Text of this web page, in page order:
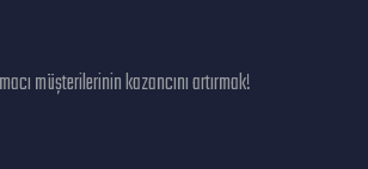
müşterilerinin kazancını artırmak!